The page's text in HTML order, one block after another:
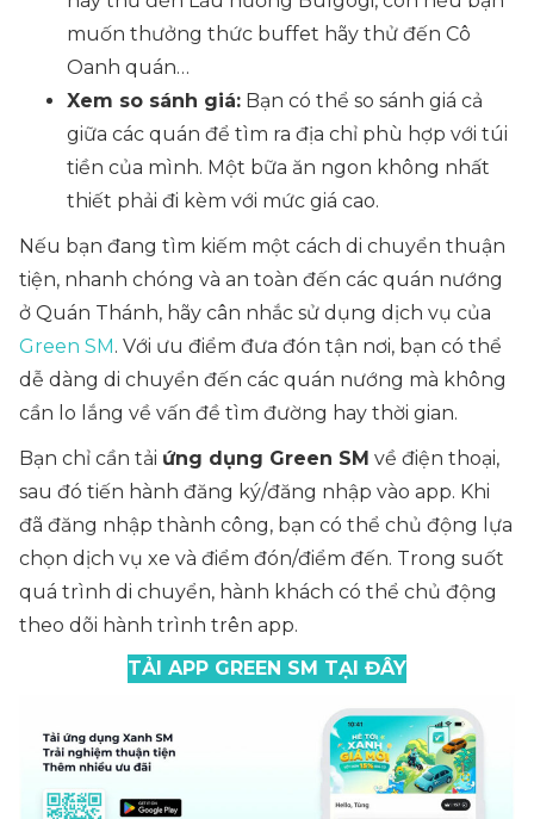
muốn thưởng thức buffet hãy thử đến Cô
Oanh quán…
Xem so sánh giá: Bạn có thể so sánh giá cả
giữa các quán để tìm ra địa chỉ phù hợp với túi
tiền của mình. Một bữa ăn ngon không nhất
thiết phải đi kèm với mức giá cao.
Nếu bạn đang tìm kiếm một cách di chuyển thuận
tiện, nhanh chóng và an toàn đến các quán nướng
ở Quán Thánh, hãy cân nhắc sử dụng dịch vụ của
Green SM. Với ưu điểm đưa đón tận nơi, bạn có thể
dễ dàng di chuyển đến các quán nướng mà không
cần lo lắng về vấn đề tìm đường hay thời gian.
Bạn chỉ cần tải ứng dụng Green SM về điện thoại,
sau đó tiến hành đăng ký/đăng nhập vào app. Khi
đã đăng nhập thành công, bạn có thể chủ động lựa
chọn dịch vụ xe và điểm đón/điểm đến. Trong suốt
quá trình di chuyển, hành khách có thể chủ động
theo dõi hành trình trên app.
TẢI APP GREEN SM TẠI ĐÂY